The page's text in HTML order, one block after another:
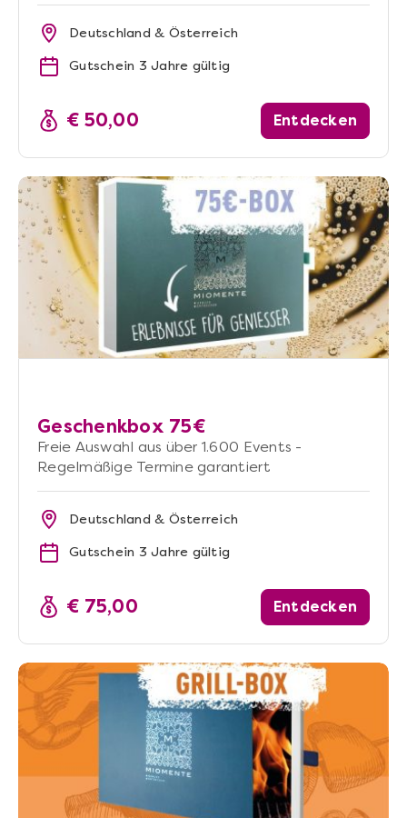
Deutschland & Österreich
Gutschein 3 Jahre gültig
€ 50,00 Entdecken
Geschenkbox 75€
Freie Auswahl aus über 1.600 Events -
Regelmäßige Termine garantiert
Deutschland & Österreich
Gutschein 3 Jahre gültig
€ 75,00 Entdecken